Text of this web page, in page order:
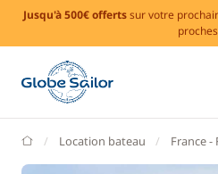
Jusqu'à 500€ offertssur votre
GlobeSailor
Location bateau France -